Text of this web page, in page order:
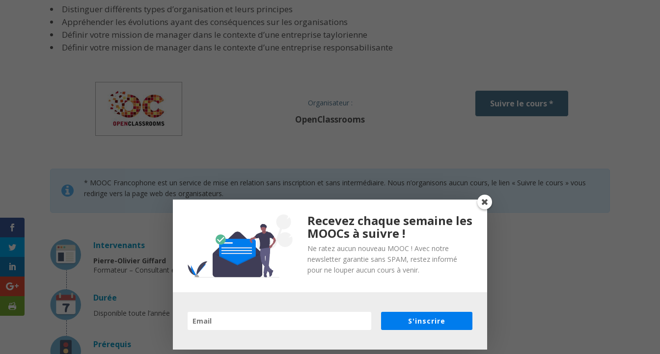
Distinguer différents types d’organisation et leurs principes
Appréhender les évolutions ayant des conséquences sur les organisations
Définir votre mission de manager dans le contexte d’une entreprise taylorienne
Définir votre mission de manager dans le contexte d’une entreprise responsabilisante
Organisateur :
OpenClassrooms
Suivre le cours *
* MOOC Francophone est un service de mise en relation sans inscription et sans intermédiaire. Nous n’organisons aucun cours, le lien « Suivre le cours » vous
redirige vers la page web des organisateurs.
Intervenants
Pierre-Olivier Giffard
Formateur – Consultant en Innovation Marketing, Management & Business Développement
Durée
Disponible toute l’année
Prérequis
Recevez chaque semaine les
MOOCs à suivre !
Ne ratez aucun nouveau MOOC ! Avec notre
newsletter garantie sans SPAM, restez informé
pour ne louper aucun cours à venir.
S'inscrire